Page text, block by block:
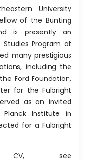
University
of the Bunting
is presently an
Program at
many prestigious
including the
Ford Foundation,
for the Fulbright
as an invited
Institute in
for a Fulbright
see